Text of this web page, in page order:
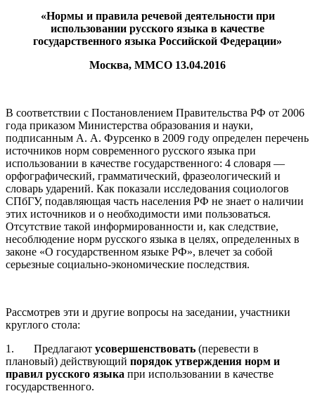
«Нормы и правила речевой деятельности при
использовании русского языка в качестве
государственного языка Российской Федерации»
Москва, ММСО 13.04.2016
В соответствии с Постановлением Правительства РФ от 2006
года приказом Министерства образования и науки,
подписанным А. А. Фурсенко в 2009 году определен перечень
источников норм современного русского языка при
использовании в качестве государственного: 4 словаря —
орфографический, грамматический, фразеологический и
словарь ударений. Как показали исследования социологов
СПбГУ, подавляющая часть населения РФ не знает о наличии
этих источников и о необходимости ими пользоваться.
Отсутствие такой информированности и, как следствие,
несоблюдение норм русского языка в целях, определенных в
законе «О государственном языке РФ», влечет за собой
серьезные социально-экономические последствия.
Рассмотрев эти и другие вопросы на заседании, участники
круглого стола:
1.
Предлагают усовершенствовать (перевести в
плановый) действующий порядок утверждения норм и
правил русского языка при использовании в качестве
государственного.